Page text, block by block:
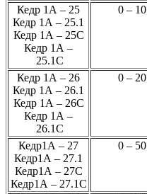
Кедр 1А – 25
Кедр 1А – 25.1
Кедр 1А – 25С
Кедр 1А –
25.1С
0 –
Кедр 1А – 26
Кедр 1А – 26.1
Кедр 1А – 26С
Кедр 1А –
26.1С
0 –
Кедр1А – 27
Кедр1А – 27.1
Кедр1А – 27С
Кедр1А – 27.1С
0 –